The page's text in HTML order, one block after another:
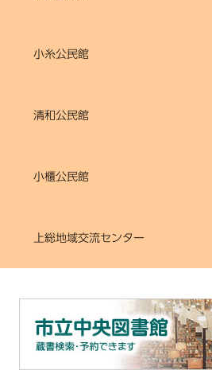
小糸公民館
清和公民館
小櫃公民館
上総地域交流センター